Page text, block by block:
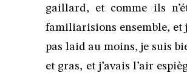
gaillard, et comme ils
familiarisions ensemble, et
pas laid au moins, je suis
et gras, et j’avais l’air